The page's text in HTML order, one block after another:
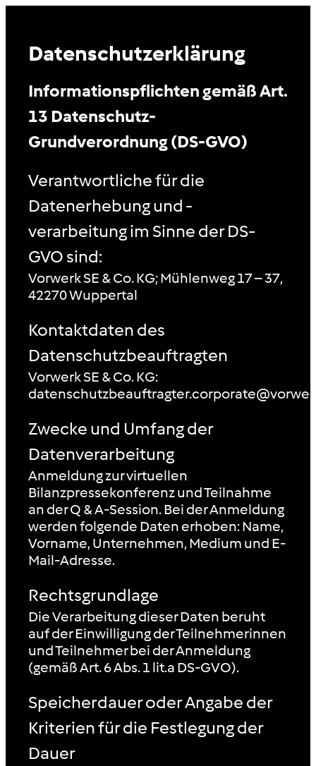
Datenschutzerklärung
Informationspflichten gemäß Art.
13 Datenschutz-
Grundverordnung (DS-GVO)
Verantwortliche für die
Datenerhebung und -
verarbeitung im Sinne der DS-
GVO sind:
Vorwerk SE & Co. KG; Mühlenweg 17 – 37,
42270 Wuppertal
Kontaktdaten des
Datenschutzbeauftragten
Vorwerk SE & Co. KG:
Zwecke und Umfang der
Datenverarbeitung
Anmeldung zur virtuellen
Bilanzpressekonferenz und Teilnahme
an der Q & A-Session. Bei der Anmeldung
werden folgende Daten erhoben: Name,
Vorname, Unternehmen, Medium und E-
Mail-Adresse.
Rechtsgrundlage
Die Verarbeitung dieser Daten beruht
auf der Einwilligung der Teilnehmerinnen
und Teilnehmer bei der Anmeldung
(gemäß Art. 6 Abs. 1 lit.a DS-GVO).
Speicherdauer oder Angabe der
Kriterien für die Festlegung der
Dauer